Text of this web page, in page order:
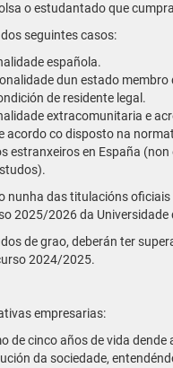
o estudantado que
seguintes casos:
española.
dun estado membro
de residente legal.
extracomunitaria e
acordo co disposto na
estranxeiros en España
nunha das titulacións
2025/2026 da Universidade
de grao, deberán ter
2024/2025.
empresarias:
de cinco años de vida
da sociedade,